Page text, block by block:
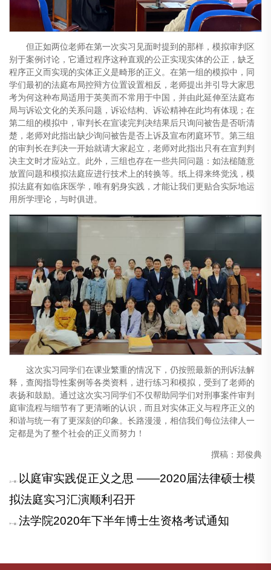
但正如两位老师在第一次实习见面时提到的那样，模拟审判区
别于案例讨论，它通过程序这种直观的公正实现实体的公正，缺乏
程序正义而实现的实体正义是畸形的正义。在第一组的模拟中，同
学们最初的法庭布局控辩方位置设置相反，老师提出并引导大家思
考为何这种布局适用于英美而不常用于中国，并由此延伸至法庭布
局与诉讼文化的关系问题，诉讼结构、诉讼精神在此均有体现；在
第二组的模拟中，审判长在宣读完判决结果后只询问被告是否听清
楚，老师对此指出缺少询问被告是否上诉及宣布闭庭环节。第三组
的审判长在判决一开始就请大家起立，老师对此指出只有在宣判判
决主文时才应站立。此外，三组也存在一些共同问题：如法槌随意
放置问题和模拟法庭应进行技术上的转换等。纸上得来终觉浅，模
拟法庭有如临床医学，唯有躬身实践，才能让我们更贴合实际地运
用所学理论，与时俱进。
这次实习同学们在课业繁重的情况下，仍按照最新的刑诉法解
释，查阅指导性案例等各类资料，进行练习和模拟，受到了老师的
表扬和鼓励。通过这次实习同学们不仅帮助同学们对刑事案件审判
庭审流程与细节有了更清晰的认识，而且对实体正义与程序正义的
和谐与统一有了更深刻的印象。长路漫漫，相信我们每位法律人一
定都是为了整个社会的正义而努力！
撰稿：郑俊典
上一篇：
以庭审实践促正义之思 ——2020届法律硕士模
拟法庭实习汇演顺利召开
下一篇： 法学院2020年下半年博士生资格考试通知